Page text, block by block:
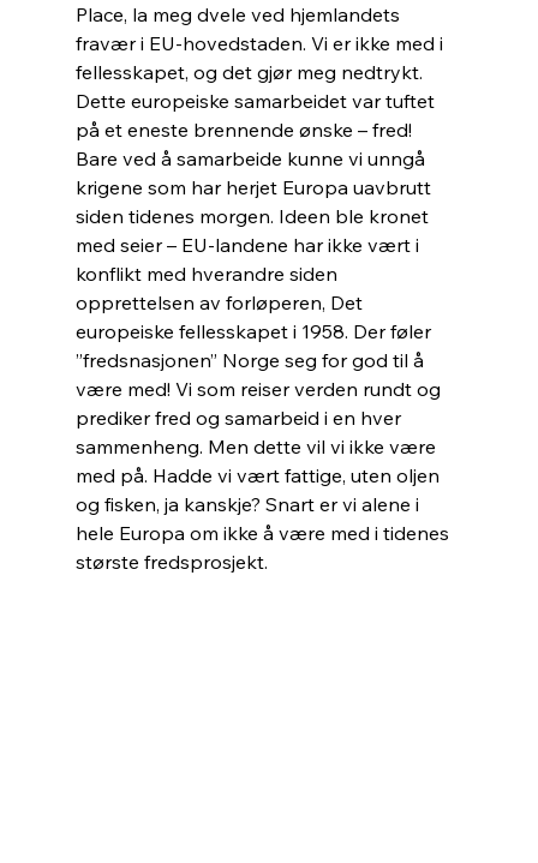
Place, la meg dvele ved hjemlandets
fravær i EU-hovedstaden. Vi er ikke med i
fellesskapet, og det gjør meg nedtrykt.
Dette europeiske samarbeidet var tuftet
på et eneste brennende ønske – fred!
Bare ved å samarbeide kunne vi unngå
krigene som har herjet Europa uavbrutt
siden tidenes morgen. Ideen ble kronet
med seier – EU-landene har ikke vært i
konflikt med hverandre siden
opprettelsen av forløperen, Det
europeiske fellesskapet i 1958. Der føler
”fredsnasjonen” Norge seg for god til å
være med! Vi som reiser verden rundt og
prediker fred og samarbeid i en hver
sammenheng. Men dette vil vi ikke være
med på. Hadde vi vært fattige, uten oljen
og fisken, ja kanskje? Snart er vi alene i
hele Europa om ikke å være med i tidenes
største fredsprosjekt.